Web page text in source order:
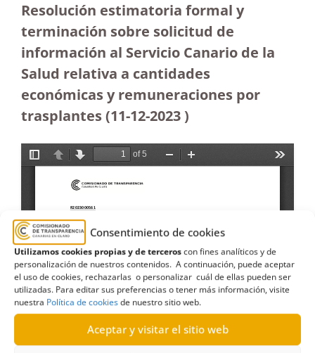
Consentimiento de cookies
Utilizamos cookies propias y de terceroscon fines analíticos y de
personalización de nuestros contenidos. A continuación, puede aceptar
el uso de cookies, rechazarlas o personalizar cuál de ellas pueden ser
utilizadas. Para editar sus preferencias o tener más información, visite
nuestra Política de cookiesde nuestro sitio web.
Aceptar y visitar el sitio web
Resolución estimatoria formal y
terminación sobre solicitud de
información al Servicio Canario de la
Salud relativa a cantidades
económicas y remuneraciones por
trasplantes (11-12-2023 )